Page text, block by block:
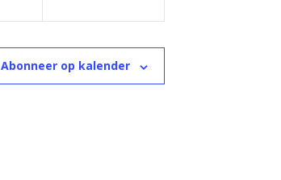
Abonneer op kalender